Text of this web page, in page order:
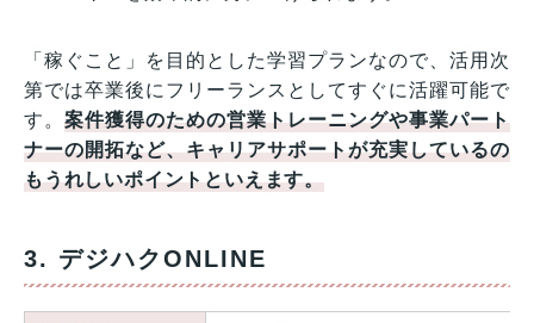
「稼ぐこと」を目的とした学習プランなので、活用次
第では卒業後にフリーランスとしてすぐに活躍可能で
す。案件獲得のための営業トレーニングや事業パート
ナーの開拓など、キャリアサポートが充実しているの
もうれしいポイントといえます。
3. デジハクONLINE